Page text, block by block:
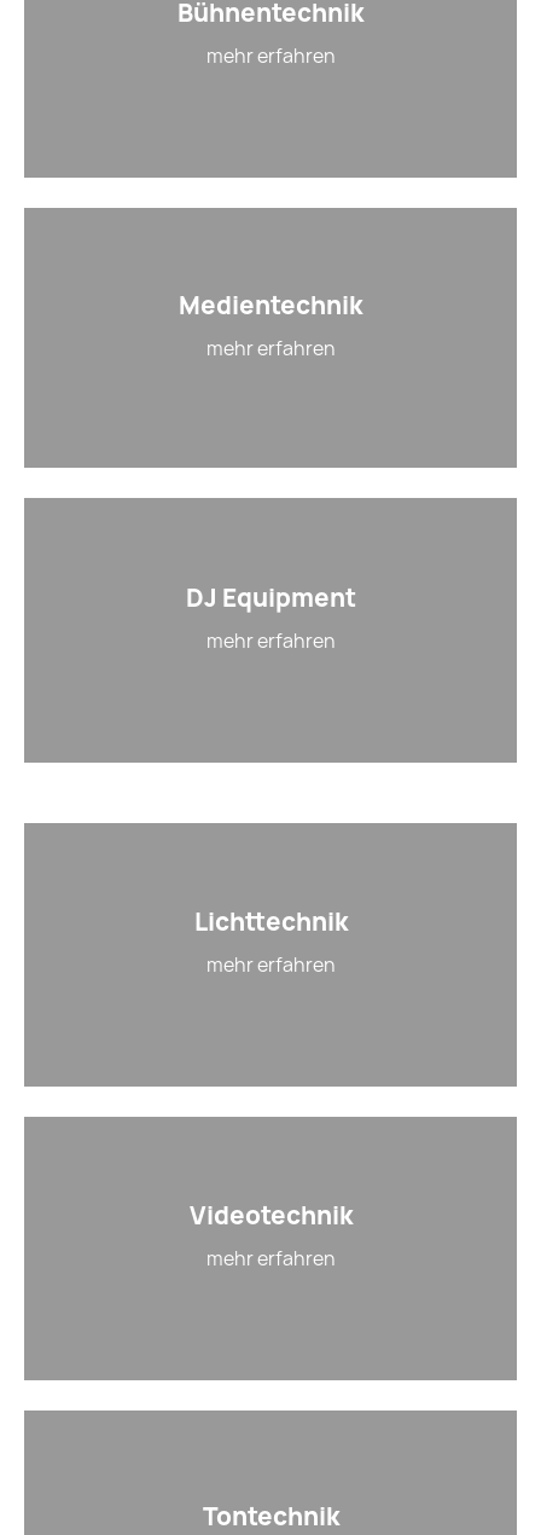
Bühnentechnik
mehr erfahren
Medientechnik
mehr erfahren
DJ Equipment
mehr erfahren
Lichttechnik
mehr erfahren
Videotechnik
mehr erfahren
Tontechnik